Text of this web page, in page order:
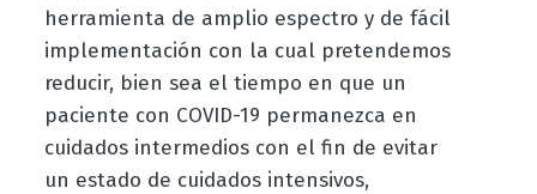
herramienta de amplio espectro y de fácil
implementación con la cual pretendemos
reducir, bien sea el tiempo en que un
paciente con COVID-19 permanezca en
cuidados intermedios con el fin de evitar
un estado de cuidados intensivos,